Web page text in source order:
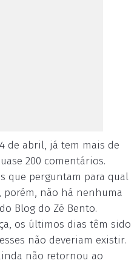
de abril, já tem mais de
200 comentários.
que perguntam para qual
não há nenhuma
Blog do Zé Bento.
os últimos dias têm sido
não deveriam existir.
não retornou ao